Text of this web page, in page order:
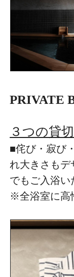
PRIVATE
３つの貸
■侘び・寂び
れ大きさもデ
でもご入浴い
※全浴室に高